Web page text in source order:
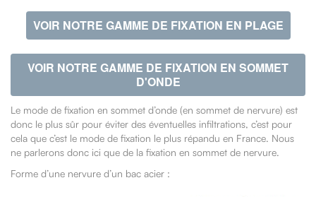
VOIR NOTRE GAMME DE FIXATION EN PLAGE
VOIR NOTRE GAMME DE FIXATION EN SOMMET
D'ONDE
Le mode de fixation en sommet d’onde (en sommet de nervure) est
donc le plus sûr pour éviter des éventuelles infiltrations, c’est pour
cela que c’est le mode de fixation le plus répandu en France. Nous
ne parlerons donc ici que de la fixation en sommet de nervure.
Forme d’une nervure d’un bac acier :